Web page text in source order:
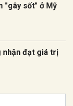
"gây sốt" ở Mỹ
đạt giá trị